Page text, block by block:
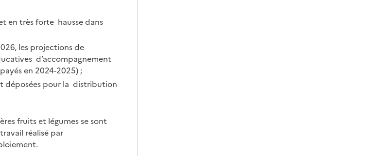
en très forte hausse dans
les projections de
d’accompagnement
en 2024-2025) ;
déposées pour la distribution
fruits et légumes se sont
réalisé par